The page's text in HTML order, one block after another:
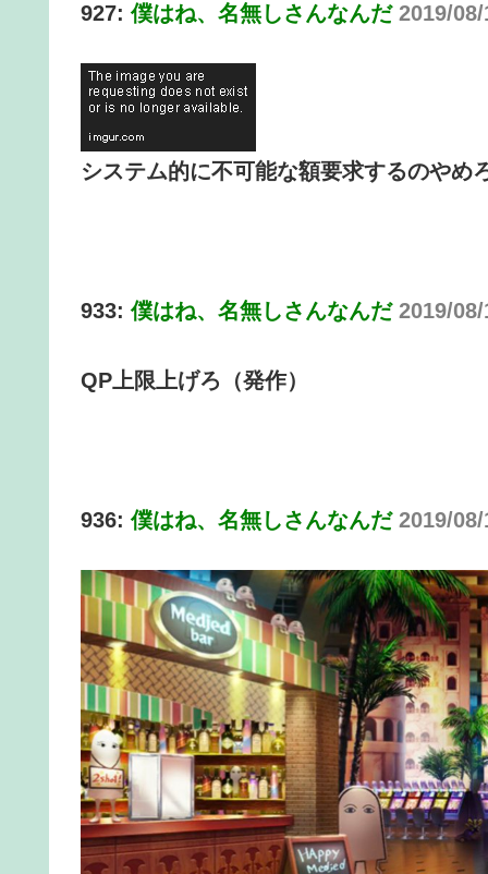
927:僕はね、名無しさんなんだ 2019/
システム的に不可能な額要求するのやめ
933:僕はね、名無しさんなんだ 2019/
QP上限上げろ（発作）
936:僕はね、名無しさんなんだ 2019/